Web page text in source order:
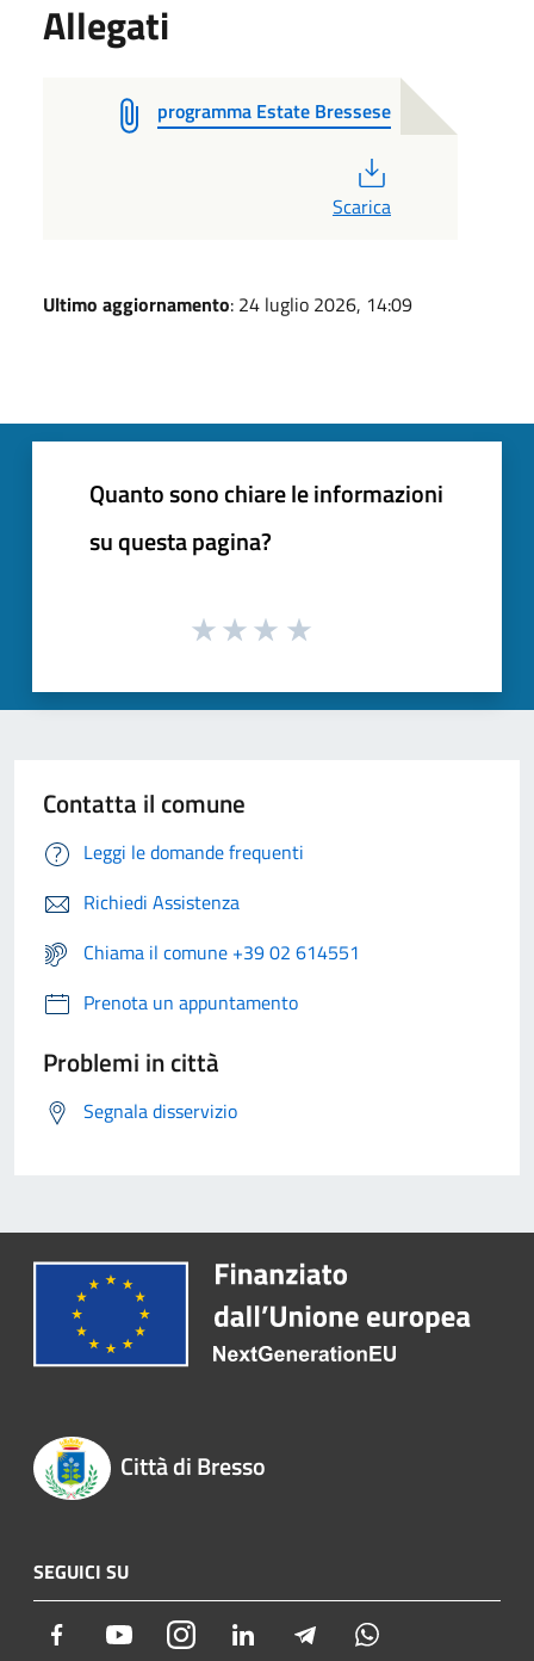
Allegati
programma Estate Bressese
Scarica
Ultimo aggiornamento: 24 luglio 2026, 14:09
Quanto sono chiare le informazioni
su questa pagina?
Contatta il comune
Leggi le domande frequenti
Richiedi Assistenza
Chiama il comune +39 02 614551
Prenota un appuntamento
Problemi in città
Segnala disservizio
Città di Bresso
SEGUICI SU
Facebook YoutubeInstagram LinkedIn Telegram